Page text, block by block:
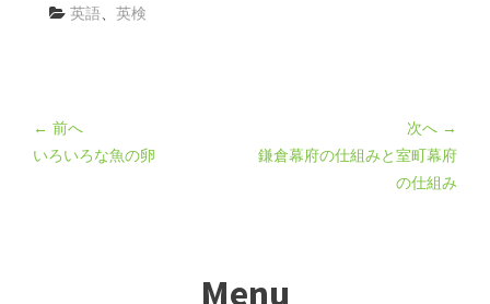
英語、 英検
← 前へ
いろいろな魚の卵
次へ →
鎌倉幕府の仕組みと室町幕府
の仕組み
Menu